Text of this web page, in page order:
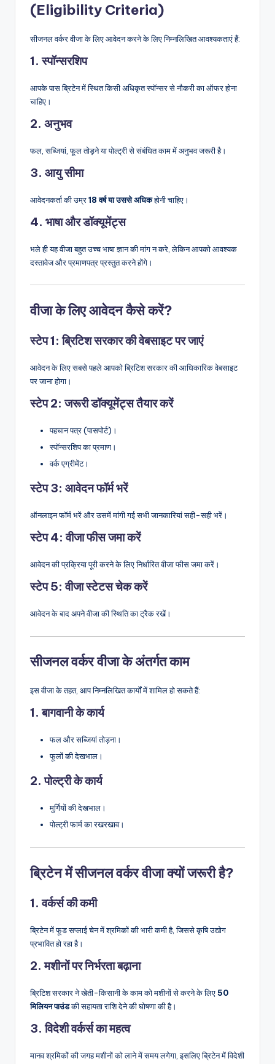
(Eligibility Criteria)
सीजनल वर्कर वीजा के लिए आवेदन करने के लिए निम्नलिखित आवश्यकताएं हैं:
1. स्पॉन्सरशिप
आपके पास ब्रिटेन में स्थित किसी अधिकृत स्पॉन्सर से नौकरी का ऑफर होना
चाहिए।
2. अनुभव
फल, सब्जियां, फूल तोड़ने या पोल्ट्री से संबंधित काम में अनुभव जरूरी है।
3. आयु सीमा
आवेदनकर्ता की उम्र18 वर्ष या उससे अधिकहोनी चाहिए।
4. भाषा और डॉक्यूमेंट्स
भले ही यह वीजा बहुत उच्च भाषा ज्ञान की मांग न करे, लेकिन आपको आवश्यक
दस्तावेज और प्रमाणपत्र प्रस्तुत करने होंगे।
वीजा के लिए आवेदन कैसे करें?
स्टेप 1: ब्रिटिश सरकार की वेबसाइट पर जाएं
आवेदन के लिए सबसे पहले आपको ब्रिटिश सरकार की आधिकारिक वेबसाइट
पर जाना होगा।
स्टेप 2: जरूरी डॉक्यूमेंट्स तैयार करें
पहचान पत्र (पासपोर्ट)।
स्पॉन्सरशिप का प्रमाण।
वर्क एग्रीमेंट।
स्टेप 3: आवेदन फॉर्म भरें
ऑनलाइन फॉर्म भरें और उसमें मांगी गई सभी जानकारियां सही-सही भरें।
स्टेप 4: वीजा फीस जमा करें
आवेदन की प्रक्रिया पूरी करने के लिए निर्धारित वीजा फीस जमा करें।
स्टेप 5: वीजा स्टेटस चेक करें
आवेदन के बाद अपने वीजा की स्थिति का ट्रैक रखें।
सीजनल वर्कर वीजा के अंतर्गत काम
इस वीजा के तहत, आप निम्नलिखित कार्यों में शामिल हो सकते हैं:
1. बागवानी के कार्य
फल और सब्जियां तोड़ना।
फूलों की देखभाल।
2. पोल्ट्री के कार्य
मुर्गियों की देखभाल।
पोल्ट्री फार्म का रखरखाव।
ब्रिटेन में सीजनल वर्कर वीजा क्यों जरूरी है?
1. वर्कर्स की कमी
ब्रिटेन में फूड सप्लाई चेन में श्रमिकों की भारी कमी है, जिससे कृषि उद्योग
प्रभावित हो रहा है।
2. मशीनों पर निर्भरता बढ़ाना
ब्रिटिश सरकार ने खेती-किसानी के काम को मशीनों से करने के लिए50
मिलियन पाउंडकी सहायता राशि देने की घोषणा की है।
3. विदेशी वर्कर्स का महत्व
मानव श्रमिकों की जगह मशीनों को लाने में समय लगेगा, इसलिए ब्रिटेन में विदेशी